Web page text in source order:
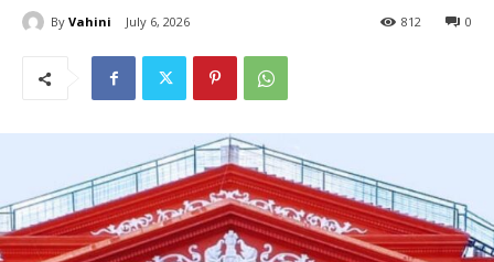
By Vahini July 6, 2026 0
812